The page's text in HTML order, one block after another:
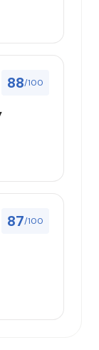
88/100
87/100